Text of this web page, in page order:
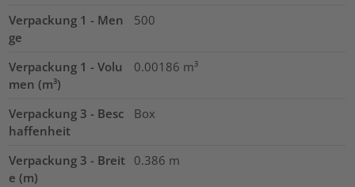
Verpackung 1 - Men
ge
500
Verpackung 1 - Volu
men (m³)
0.00186 m³
Verpackung 3 - Besc
haffenheit
Box
Verpackung 3 - Breit
e (m)
0.386 m